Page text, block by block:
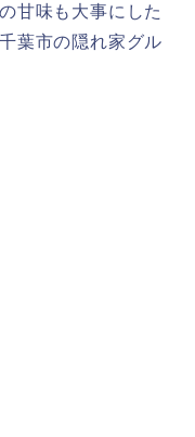
甘味も大事にした
葉市の隠れ家グル